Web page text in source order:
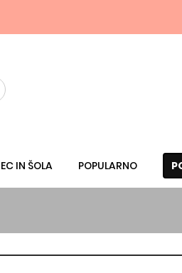
IN ŠOLA POPULARNO